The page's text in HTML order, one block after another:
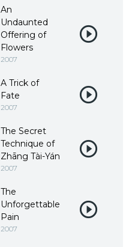
An
Undaunted
Offering of
Flowers
2007
A Trick of
Fate
2007
The Secret
Technique of
Zhāng Tài-Yán
2007
The
Unforgettable
Pain
2007